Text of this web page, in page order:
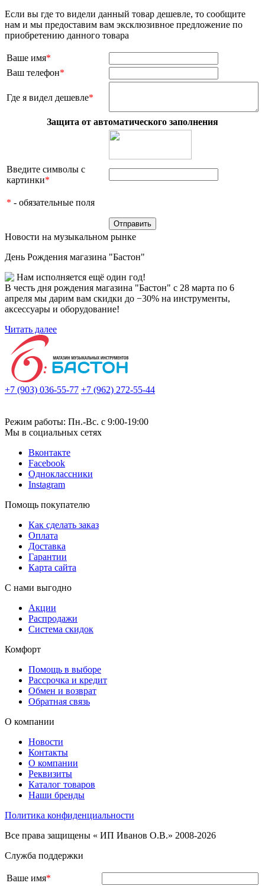
Если вы где то видели данный товар дешевле, то сообщите
нам и мы предоставим вам эксклюзивное предложение по
приобретению данного товара
Ваше имя*
Ваш телефон*
Где я видел дешевле*
Защита от автоматического заполнения
Введите символы с
картинки*
* - обязательные поля
Новости на музыкальном рынке
День Рождения магазина "Бастон"
Нам исполняется ещё один год!
В честь дня рождения магазина "Бастон" с 28 марта по 6
апреля мы дарим вам скидки до −30% на инструменты,
аксессуары и оборудование!
Читать далее
+7 (903) 036-55-77 +7 (962) 272-55-44
Режим работы: Пн.-Вс. с 9:00-19:00
Мы в социальных сетях
Вконтакте
Facebook
Одноклассники
Instagram
Помощь покупателю
Как сделать заказ
Оплата
Доставка
Гарантии
Карта сайта
С нами выгодно
Акции
Распродажи
Система скидок
Комфорт
Помощь в выборе
Рассрочка и кредит
Обмен и возврат
Обратная связь
О компании
Новости
Контакты
О компании
Реквизиты
Каталог товаров
Наши бренды
Политика конфиденциальности
Все права защищены « ИП Иванов О.В.» 2008-2026
Служба поддержки
Ваше имя*